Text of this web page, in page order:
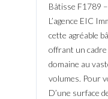
Bâtisse F1789
L’agence EIC
cette agréable
offrant un cadre
domaine au
volumes. Pour
D’une surface